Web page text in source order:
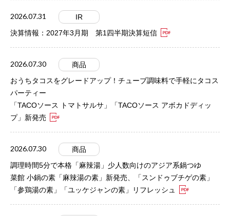
2026.07.31
IR
決算情報：2027年3月期 第1四半期決算短信
2026.07.30
商品
おうちタコスをグレードアップ！チューブ調味料で手軽にタコス
パーティー
「TACOソース トマトサルサ」「TACOソース アボカドディッ
プ」新発売
2026.07.30
商品
調理時間5分で本格「麻辣湯」少人数向けのアジア系鍋つゆ
菜館 小鍋の素「麻辣湯の素」新発売、「スンドゥブチゲの素」
「参鶏湯の素」「ユッケジャンの素」リフレッシュ